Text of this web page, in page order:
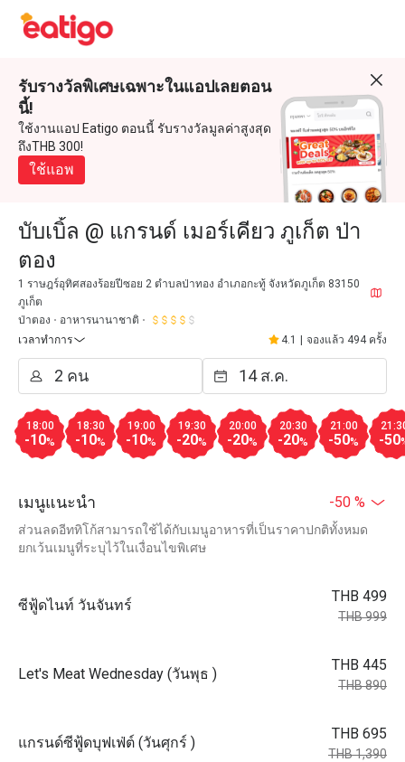
รับรางวัลพิเศษเฉพาะในแอปเลยตอน
นี้!
ใช้งานแอป Eatigo ตอนนี้ รับรางวัลมูลค่าสูงสุด
ถึงTHB 300!
ใช้แอพ
บับเบิ้ล @ แกรนด์ เมอร์เคียว ภูเก็ต ป่า
ตอง
1 ราษฎร์อุทิศสองร้อยปีซอย 2 ตำบลป่าทอง อำเภอกะทู้ จังหวัดภูเก็ต 83150
ภูเก็ต
ป่าตอง
อาหารนานาชาติ
เวลาทำการ
4.1 จองแล้ว 494 ครั้ง
18:00
-10%
18:30
-10%
19:00
-10%
19:30
-20%
20:00
-20%
20:30
-20%
21:00
-50% -50
เมนูแนะนำ -50 %
ส่วนลดอีททิโก้สามารถใช้ได้กับเมนูอาหารที่เป็นราคาปกติทั้งหมด
ยกเว้นเมนูที่ระบุไว้ในเงื่อนไขพิเศษ
ซีฟู้ดไนท์ วันจันทร์
THB 499
THB 999
Let's Meat Wednesday (วันพุธ )
THB 445
THB 890
แกรนด์ซีฟู้ดบุฟเฟ่ต์ (วันศุกร์ )
THB 695
THB 1,390